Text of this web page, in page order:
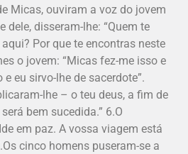
Micas, ouviram a voz do jovem
dele, disseram-lhe: “Quem te
Por que te encontras neste
o jovem: “Micas fez-me isso e
eu sirvo-lhe de sacerdote”.
lhe – o teu deus, a fim de
bem sucedida.” 6.O
em paz. A vossa viagem está
cinco homens puseram-se a